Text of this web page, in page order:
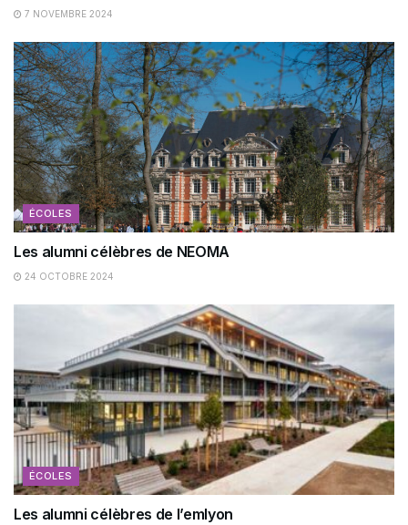
7 NOVEMBRE 2024
ÉCOLES
Les alumni célèbres de NEOMA
24 OCTOBRE 2024
ÉCOLES
Les alumni célèbres de l’emlyon